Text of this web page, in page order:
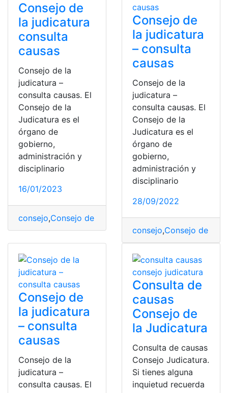
Consejo de
la judicatura
consulta
causas
Consejo de la
judicatura –
consulta causas. El
Consejo de la
Judicatura es el
órgano de
gobierno,
administración y
disciplinario
16/01/2023
consejo,Consejo de la Judicatura,Consejo de la
Consejo de
la judicatura
– consulta
causas
Consejo de la
judicatura –
consulta causas. El
Consejo de la
Judicatura es el
órgano de
gobierno,
administración y
disciplinario
28/09/2022
consejo,Consejo de la
Consejo de
la judicatura
– consulta
causas
Consejo de la
judicatura –
consulta causas. El
Consulta de
causas
Consejo de
la Judicatura
Consulta de causas
Consejo Judicatura.
Si tienes alguna
inquietud recuerda